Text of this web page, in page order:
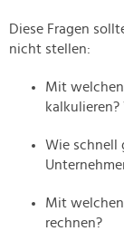
Diese Fragen
nicht stellen:
Mit
Wie schnell
Mit
rechnen?